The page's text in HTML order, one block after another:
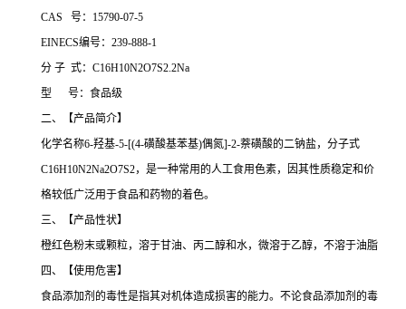
CAS 号：15790-07-5
EINECS编号：239-888-1
分 子 式：C16H10N2O7S2.2Na
型 号：食品级
二、【产品简介】
化学名称6-羟基-5-[(4-磺酸基苯基)偶氮]-2-萘磺酸的二钠盐，分子式
C16H10N2Na2O7S2，是一种常用的人工食用色素，因其性质稳定和价
格较低广泛用于食品和药物的着色。
三、【产品性状】
橙红色粉末或颗粒，溶于甘油、丙二醇和水，微溶于乙醇，不溶于油脂
四、【使用危害】
食品添加剂的毒性是指其对机体造成损害的能力。不论食品添加剂的毒